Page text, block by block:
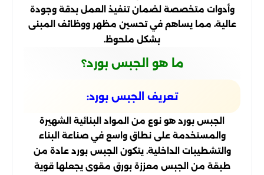
وأدوات متخصصة لضمان تنفيذ العمل بدقة وجودة
عالية، مما يساهم في تحسين مظهر ووظائف المبنى
بشكل ملحوظ.
ما هو الجبس بورد؟
تعريف الجبس بورد:
الجبس بورد هو نوع من المواد البنائية الشهيرة
والمستخدمة على نطاق واسع في صناعة البناء
والتشطيبات الداخلية. يتكون الجبس بورد عادة من
طبقة من الجبس معززة بورق مقوى يجعلها قوية